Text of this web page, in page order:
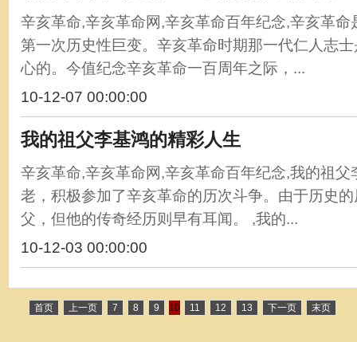
辛亥革命,辛亥革命网,辛亥革命百年纪念,辛亥革
第一次历史性巨变。辛亥革命时期那一代仁人志
心的。今值纪念辛亥革命一百周年之际，...
10-12-07 00:00:00
我的祖父李基鸿的精彩人生
辛亥革命,辛亥革命网,辛亥革命百年纪念,我的祖
老，积极参加了辛亥革命的历次斗争。由于历史
父，但他的传奇经历则早有耳闻。 ,我的...
10-12-03 00:00:00
首页 上一页 7 8 9 10 11 12 13 下一页 末页